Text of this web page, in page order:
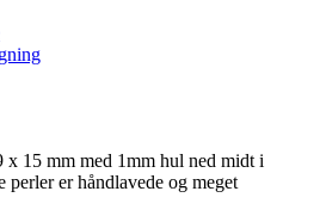
x 15 mm med 1mm hul ned midt i
er håndlavede og meget